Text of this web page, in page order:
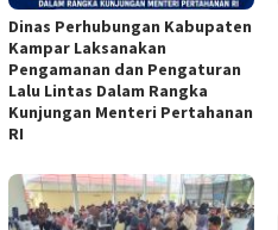
Dinas Perhubungan Kabupaten
Kampar Laksanakan
Pengamanan dan Pengaturan
Lalu Lintas Dalam Rangka
Kunjungan Menteri Pertahanan
RI